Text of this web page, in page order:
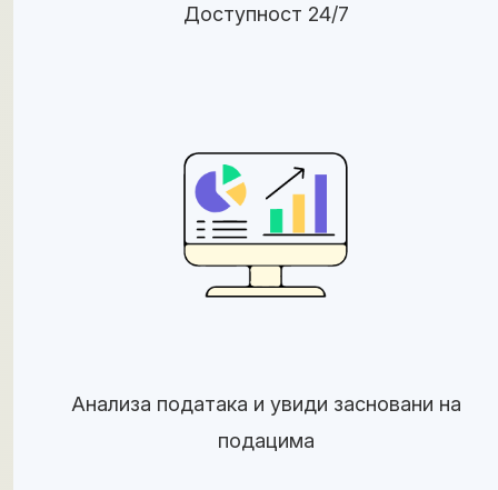
Доступност 24/7
Анализа података и увиди засновани на
подацима